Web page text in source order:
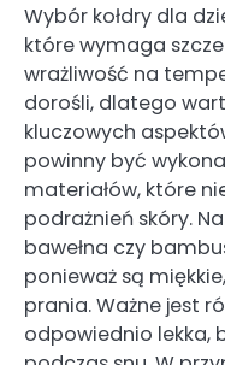
Wybór kołdry dla
które wymaga
wrażliwość na
dorośli, dlatego
kluczowych
powinny być
materiałów, które
podrażnień skóry.
bawełna czy
ponieważ są
prania. Ważne jest
odpowiednio lekka,